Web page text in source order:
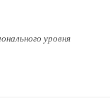
уровня